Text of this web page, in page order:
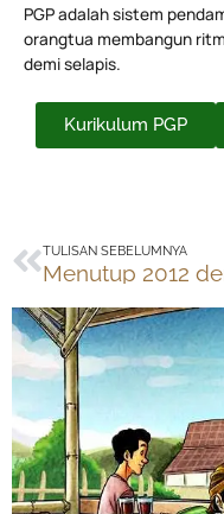
PGP adalah sistem
orangtua membangun
demi selapis.
Kurikulum PGP
Prev
TULISAN SEBELUMNYA